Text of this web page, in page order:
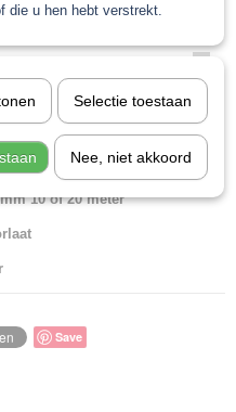
20 meter
10 of 20 meter
20 meter
Save
die u hen hebt verstrekt.
Selectie toestaan
Nee, niet akkoord